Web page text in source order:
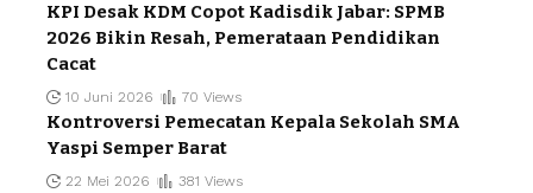
KPI Desak KDM Copot Kadisdik Jabar: SPMB
2026 Bikin Resah, Pemerataan Pendidikan
Cacat
10 Juni 2026 70 Views
Kontroversi Pemecatan Kepala Sekolah SMA
Yaspi Semper Barat
22 Mei 2026 381 Views